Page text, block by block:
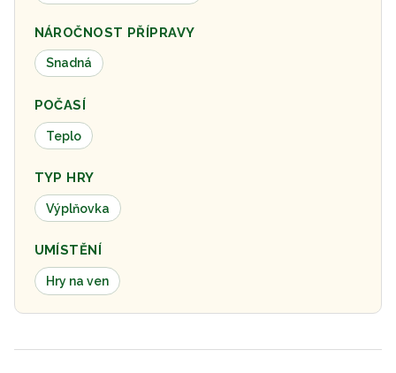
NÁROČNOST PŘÍPRAVY
Snadná
POČASÍ
Teplo
TYP HRY
Výplňovka
UMÍSTĚNÍ
Hry na ven